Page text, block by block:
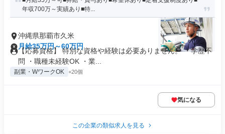
年収700万～実績あり■特...
沖縄県那覇市久米
月給35万円～60万円
【応募資格】 特別な資格や経験は必要ありません。 ・学歴不
問 ・職種未経験OK ・業...
副業・WワークOK +20個
気になる
この企業の類似求人を見る